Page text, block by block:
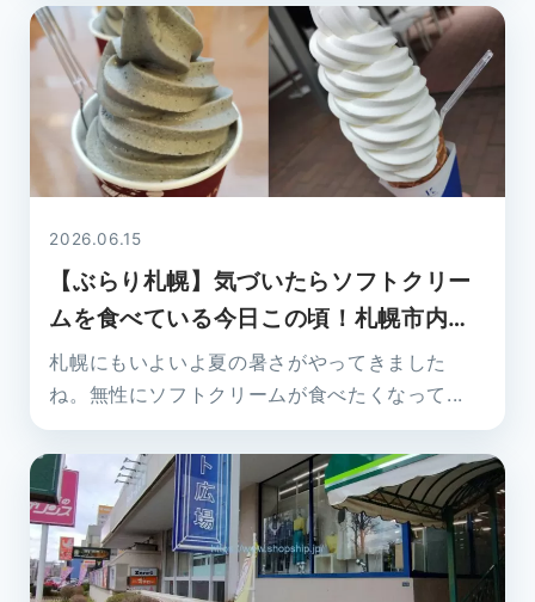
2026.06.15
【ぶらり札幌】気づいたらソフトクリー
ムを食べている今日この頃！札幌市内の
ソフトクリーム店を2店舗ご紹介！（シ
ョップス）
札幌にもいよいよ夏の暑さがやってきました
ね。無性にソフトクリームが食べたくなって...